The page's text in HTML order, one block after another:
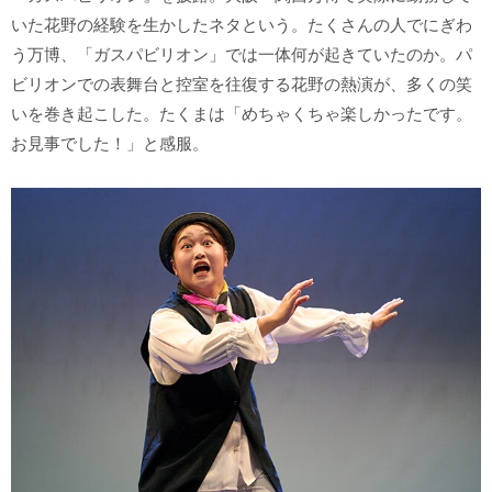
いた花野の経験を生かしたネタという。たくさんの人でにぎわ
う万博、「ガスパビリオン」では一体何が起きていたのか。パ
ビリオンでの表舞台と控室を往復する花野の熱演が、多くの笑
いを巻き起こした。たくまは「めちゃくちゃ楽しかったです。
お見事でした！」と感服。